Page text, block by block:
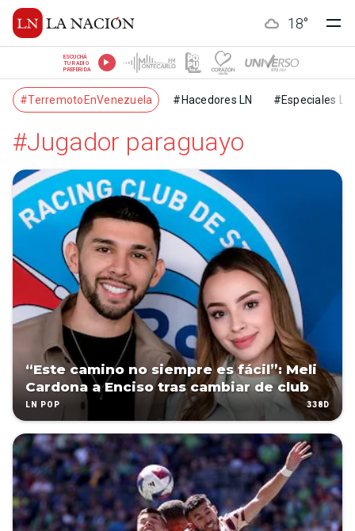
18°
ESCUCHÁ
TU RADIO
PREFERIDA
#TerremotoEnVenezuela #Hacedores LN #Especiales LN
#Jugador paraguayo
“Este camino no siempre es fácil”: Meli
Cardona a Enciso tras cambiar de club
LN POP 338D